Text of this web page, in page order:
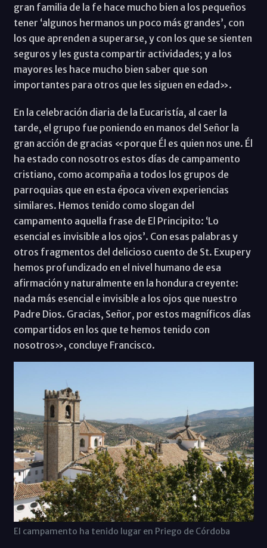
gran familia de la fe hace mucho bien a los pequeños
tener ‘algunos hermanos un poco más grandes’, con
los que aprenden a superarse, y con los que se sienten
seguros y les gusta compartir actividades; y a los
mayores les hace mucho bien saber que son
importantes para otros que les siguen en edad».
En la celebración diaria de la Eucaristía, al caer la
tarde, el grupo fue poniendo en manos del Señor la
gran acción de gracias «porque Él es quien nos une. Él
ha estado con nosotros estos días de campamento
cristiano, como acompaña a todos los grupos de
parroquias que en esta época viven experiencias
similares. Hemos tenido como slogan del
campamento aquella frase de El Principito: ‘Lo
esencial es invisible a los ojos’. Con esas palabras y
otros fragmentos del delicioso cuento de St. Exupery
hemos profundizado en el nivel humano de esa
afirmación y naturalmente en la hondura creyente:
nada más esencial e invisible a los ojos que nuestro
Padre Dios. Gracias, Señor, por estos magníficos días
compartidos en los que te hemos tenido con
nosotros», concluye Francisco.
El campamento ha tenido lugar en Priego de Córdoba